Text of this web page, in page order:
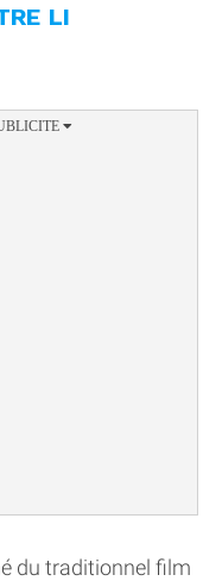
LI
du traditionnel film